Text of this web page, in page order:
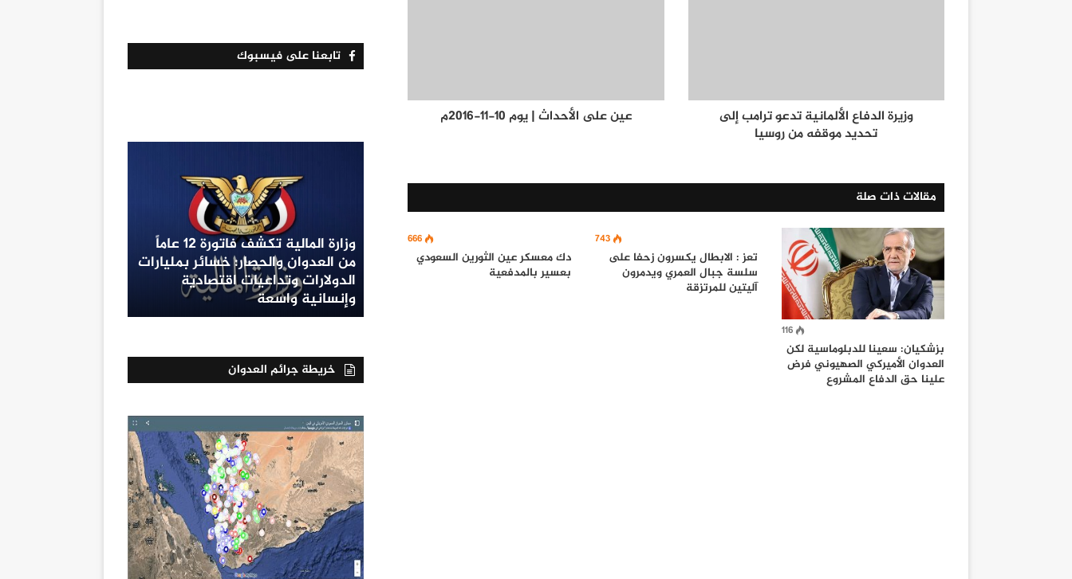
وزيرة الدفاع الألمانية تدعو ترامب إلى
تحديد موقفه من روسيا
عين على الأحداث | يوم 10-11-2016م
مقالات ذات صلة
116
بزشكيان: سعينا للدبلوماسية لكن
العدوان الأميركي الصهيوني فرض
علينا حق الدفاع المشروع
743
تعز : الابطال يكسرون زحفا على
سلسة جبال العمري ويدمرون
آليتين للمرتزقة
666
دك معسكر عين الثورين السعودي
بعسير بالمدفعية
تابعنا على فيسبوك
وزارة المالية تكشف فاتورة 12 عاماً
من العدوان والحصار: خسائر بمليارات
الدولارات وتداعيات اقتصادية
وإنسانية واسعة
خريطة جرائم العدوان